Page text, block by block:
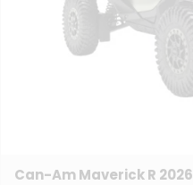
Can-Am Maverick R 2026